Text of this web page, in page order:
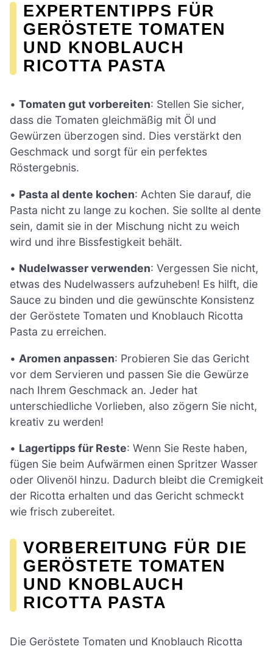
EXPERTENTIPPS FÜR
GERÖSTETE TOMATEN
UND KNOBLAUCH
RICOTTA PASTA
• Tomaten gut vorbereiten: Stellen Sie sicher,
dass die Tomaten gleichmäßig mit Öl und
Gewürzen überzogen sind. Dies verstärkt den
Geschmack und sorgt für ein perfektes
Röstergebnis.
• Pasta al dente kochen: Achten Sie darauf, die
Pasta nicht zu lange zu kochen. Sie sollte al dente
sein, damit sie in der Mischung nicht zu weich
wird und ihre Bissfestigkeit behält.
• Nudelwasser verwenden: Vergessen Sie nicht,
etwas des Nudelwassers aufzuheben! Es hilft, die
Sauce zu binden und die gewünschte Konsistenz
der Geröstete Tomaten und Knoblauch Ricotta
Pasta zu erreichen.
• Aromen anpassen: Probieren Sie das Gericht
vor dem Servieren und passen Sie die Gewürze
nach Ihrem Geschmack an. Jeder hat
unterschiedliche Vorlieben, also zögern Sie nicht,
kreativ zu werden!
• Lagertipps für Reste: Wenn Sie Reste haben,
fügen Sie beim Aufwärmen einen Spritzer Wasser
oder Olivenöl hinzu. Dadurch bleibt die Cremigkeit
der Ricotta erhalten und das Gericht schmeckt
wie frisch zubereitet.
VORBEREITUNG FÜR DIE
GERÖSTETE TOMATEN
UND KNOBLAUCH
RICOTTA PASTA
Die Geröstete Tomaten und Knoblauch Ricotta